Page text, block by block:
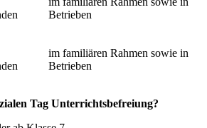
Betrieben
im familiären Rahmen sowie in
Betrieben
Tag Unterrichtsbefreiung?